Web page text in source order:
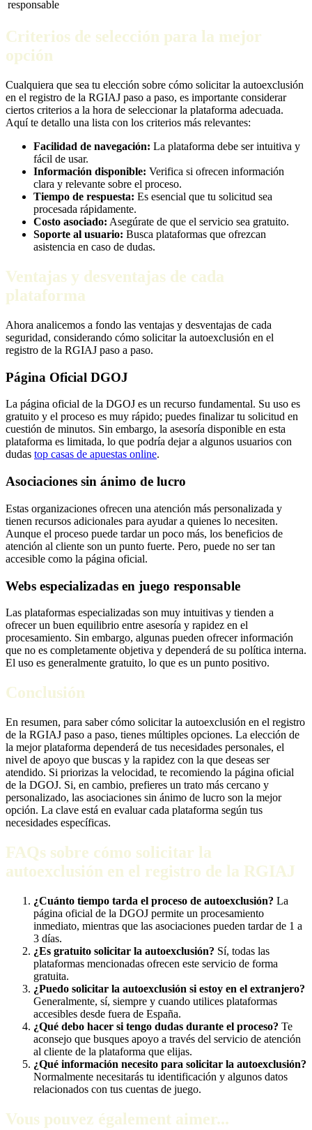
responsable
Criterios de selección para la mejor
opción
Cualquiera que sea tu elección sobre cómo solicitar la autoexclusión
en el registro de la RGIAJ paso a paso, es importante considerar
ciertos criterios a la hora de seleccionar la plataforma adecuada.
Aquí te detallo una lista con los criterios más relevantes:
Facilidad de navegación: La plataforma debe ser intuitiva y
fácil de usar.
Información disponible: Verifica si ofrecen información
clara y relevante sobre el proceso.
Tiempo de respuesta: Es esencial que tu solicitud sea
procesada rápidamente.
Costo asociado: Asegúrate de que el servicio sea gratuito.
Soporte al usuario: Busca plataformas que ofrezcan
asistencia en caso de dudas.
Ventajas y desventajas de cada
plataforma
Ahora analicemos a fondo las ventajas y desventajas de cada
seguridad, considerando cómo solicitar la autoexclusión en el
registro de la RGIAJ paso a paso.
Página Oficial DGOJ
La página oficial de la DGOJ es un recurso fundamental. Su uso es
gratuito y el proceso es muy rápido; puedes finalizar tu solicitud en
cuestión de minutos. Sin embargo, la asesoría disponible en esta
plataforma es limitada, lo que podría dejar a algunos usuarios con
dudas top casas de apuestas online.
Asociaciones sin ánimo de lucro
Estas organizaciones ofrecen una atención más personalizada y
tienen recursos adicionales para ayudar a quienes lo necesiten.
Aunque el proceso puede tardar un poco más, los beneficios de
atención al cliente son un punto fuerte. Pero, puede no ser tan
accesible como la página oficial.
Webs especializadas en juego responsable
Las plataformas especializadas son muy intuitivas y tienden a
ofrecer un buen equilibrio entre asesoría y rapidez en el
procesamiento. Sin embargo, algunas pueden ofrecer información
que no es completamente objetiva y dependerá de su política interna.
El uso es generalmente gratuito, lo que es un punto positivo.
Conclusión
En resumen, para saber cómo solicitar la autoexclusión en el registro
de la RGIAJ paso a paso, tienes múltiples opciones. La elección de
la mejor plataforma dependerá de tus necesidades personales, el
nivel de apoyo que buscas y la rapidez con la que deseas ser
atendido. Si priorizas la velocidad, te recomiendo la página oficial
de la DGOJ. Si, en cambio, prefieres un trato más cercano y
personalizado, las asociaciones sin ánimo de lucro son la mejor
opción. La clave está en evaluar cada plataforma según tus
necesidades específicas.
FAQs sobre cómo solicitar la
autoexclusión en el registro de la RGIAJ
¿Cuánto tiempo tarda el proceso de autoexclusión? La
página oficial de la DGOJ permite un procesamiento
inmediato, mientras que las asociaciones pueden tardar de 1 a
3 días.
¿Es gratuito solicitar la autoexclusión? Sí, todas las
plataformas mencionadas ofrecen este servicio de forma
gratuita.
¿Puedo solicitar la autoexclusión si estoy en el extranjero?
Generalmente, sí, siempre y cuando utilices plataformas
accesibles desde fuera de España.
¿Qué debo hacer si tengo dudas durante el proceso? Te
aconsejo que busques apoyo a través del servicio de atención
al cliente de la plataforma que elijas.
¿Qué información necesito para solicitar la autoexclusión?
Normalmente necesitarás tu identificación y algunos datos
relacionados con tus cuentas de juego.
Vous pouvez également aimer...